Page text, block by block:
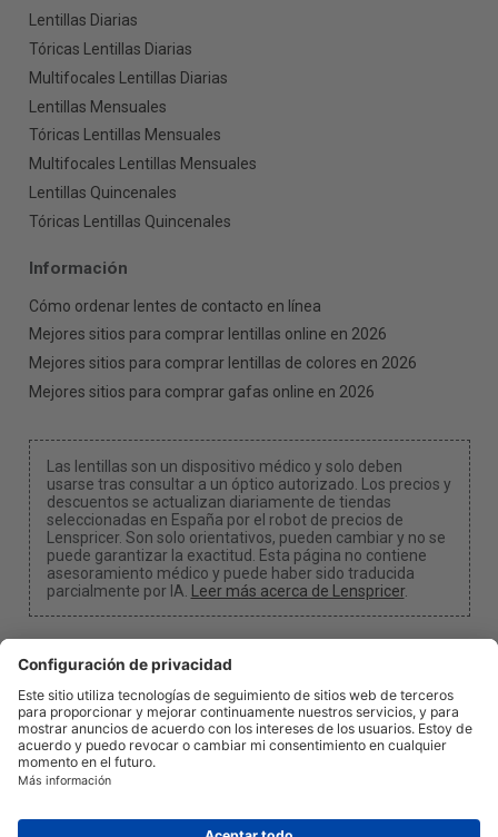
Lentillas Diarias
Tóricas Lentillas Diarias
Multifocales Lentillas Diarias
Lentillas Mensuales
Tóricas Lentillas Mensuales
Multifocales Lentillas Mensuales
Lentillas Quincenales
Tóricas Lentillas Quincenales
Información
Cómo ordenar lentes de contacto en línea
Mejores sitios para comprar lentillas online en 2026
Mejores sitios para comprar lentillas de colores en 2026
Mejores sitios para comprar gafas online en 2026
Las lentillas son un dispositivo médico y solo deben
usarse tras consultar a un óptico autorizado. Los precios y
descuentos se actualizan diariamente de tiendas
seleccionadas en España por el robot de precios de
Lenspricer. Son solo orientativos, pueden cambiar y no se
puede garantizar la exactitud. Esta página no contiene
asesoramiento médico y puede haber sido traducida
parcialmente por IA.
Leer más acerca de Lenspricer.
Configuración de cookies
Podemos recibir una comisión si utilizas uno de
nuestros enlaces para realizar una compra.